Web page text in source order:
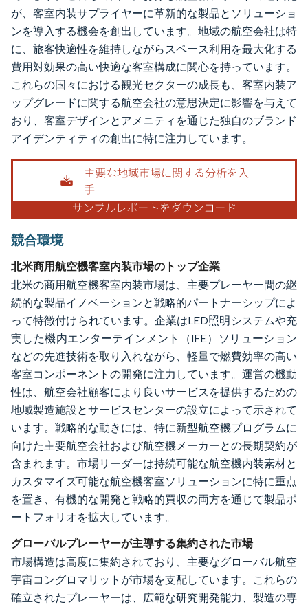
が、客室内装サプライヤーに革新的な製品とソリューショ
ンを導入する機会を創出しています。地域の航空会社は特
に、旅客快適性を維持しながらスペース利用を最大化する
費用対効果の高い快適な客室構成に関心を持っています。
これらの国々における観光セクターの成長も、客室内装ア
ップグレードに関する航空会社の意思決定に影響を与えて
おり、客室デザインとアメニティを通じた独自のブランド
アイデンティティの創出に特に注力しています。
競合環境
北米商用航空機客室内装市場のトップ企業
北米の商用航空機客室内装市場は、主要プレーヤー間の継
続的な製品イノベーションと戦略的パートナーシップによ
って特徴付けられています。企業はLED照明システムや充
実した機内エンターテインメント（IFE）ソリューション
などの先進技術を取り入れながら、軽量で燃費効率の高い
客室コンポーネントの開発に注力しています。運営の機動
性は、航空会社顧客により良いサービスを提供するための
地域製造施設とサービスセンターの設立によって示されて
います。戦略的な動きには、特に新型航空機プログラムに
向けた主要航空会社および航空機メーカーとの長期契約が
含まれます。市場リーダーは持続可能な航空機内装素材と
カスタマイズ可能な航空機客室ソリューションに特に重点
を置き、有機的な開発と戦略的買収の両方を通じて製品ポ
ートフォリオを拡大しています。
グローバルプレーヤーが主導する集約された市場
市場構造は高度に集約されており、主要なグローバル航空
宇宙コングロマリットが市場を支配しています。これらの
確立されたプレーヤーは、広範な研究開発能力、製造の専